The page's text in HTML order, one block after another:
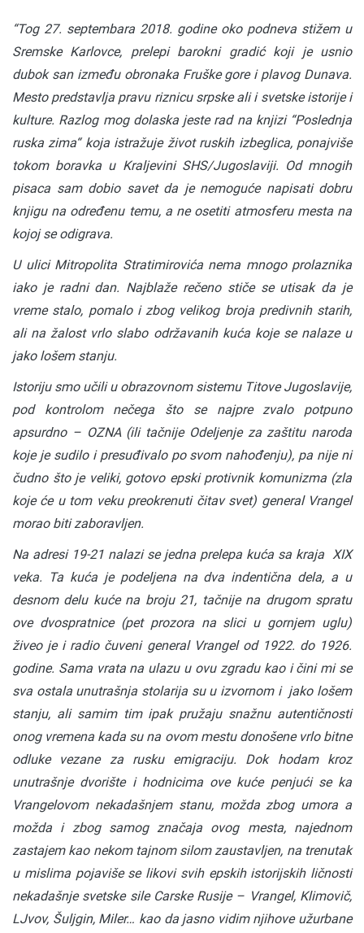
“Tog 27. septembara 2018. godine oko podneva stižem u
Sremske Karlovce, prelepi barokni gradić koji je usnio
dubok san između obronaka Fruške gore i plavog Dunava.
Mesto predstavlja pravu riznicu srpske ali i svetske istorije i
kulture. Razlog mog dolaska jeste rad na knjizi “Poslednja
ruska zima“ koja istražuje život ruskih izbeglica, ponajviše
tokom boravka u Kraljevini SHS/Jugoslaviji. Od mnogih
pisaca sam dobio savet da je nemoguće napisati dobru
knjigu na određenu temu, a ne osetiti atmosferu mesta na
kojoj se odigrava.
U ulici Mitropolita Stratimirovića nema mnogo prolaznika
iako je radni dan. Najblaže rečeno stiče se utisak da je
vreme stalo, pomalo i zbog velikog broja predivnih starih,
ali na žalost vrlo slabo održavanih kuća koje se nalaze u
jako lošem stanju.
Istoriju smo učili u obrazovnom sistemu Titove Jugoslavije,
pod kontrolom nečega što se najpre zvalo potpuno
apsurdno – OZNA (ili tačnije Odeljenje za zaštitu naroda
koje je sudilo i presuđivalo po svom nahođenju), pa nije ni
čudno što je veliki, gotovo epski protivnik komunizma (zla
koje će u tom veku preokrenuti čitav svet) general Vrangel
morao biti zaboravljen.
Na adresi 19-21 nalazi se jedna prelepa kuća sa kraja XIX
veka. Ta kuća je podeljena na dva indentična dela, a u
desnom delu kuće na broju 21, tačnije na drugom spratu
ove dvospratnice (pet prozora na slici u gornjem uglu)
živeo je i radio čuveni general Vrangel od 1922. do 1926.
godine. Sama vrata na ulazu u ovu zgradu kao i čini mi se
sva ostala unutrašnja stolarija su u izvornom i jako lošem
stanju, ali samim tim ipak pružaju snažnu autentičnosti
onog vremena kada su na ovom mestu donošene vrlo bitne
odluke vezane za rusku emigraciju. Dok hodam kroz
unutrašnje dvorište i hodnicima ove kuće penjući se ka
Vrangelovom nekadašnjem stanu, možda zbog umora a
možda i zbog samog značaja ovog mesta, najednom
zastajem kao nekom tajnom silom zaustavljen, na trenutak
u mislima pojaviše se likovi svih epskih istorijskih ličnosti
nekadašnje svetske sile Carske Rusije – Vrangel, Klimovič,
LJvov, Šuljgin, Miler… kao da jasno vidim njihove užurbane